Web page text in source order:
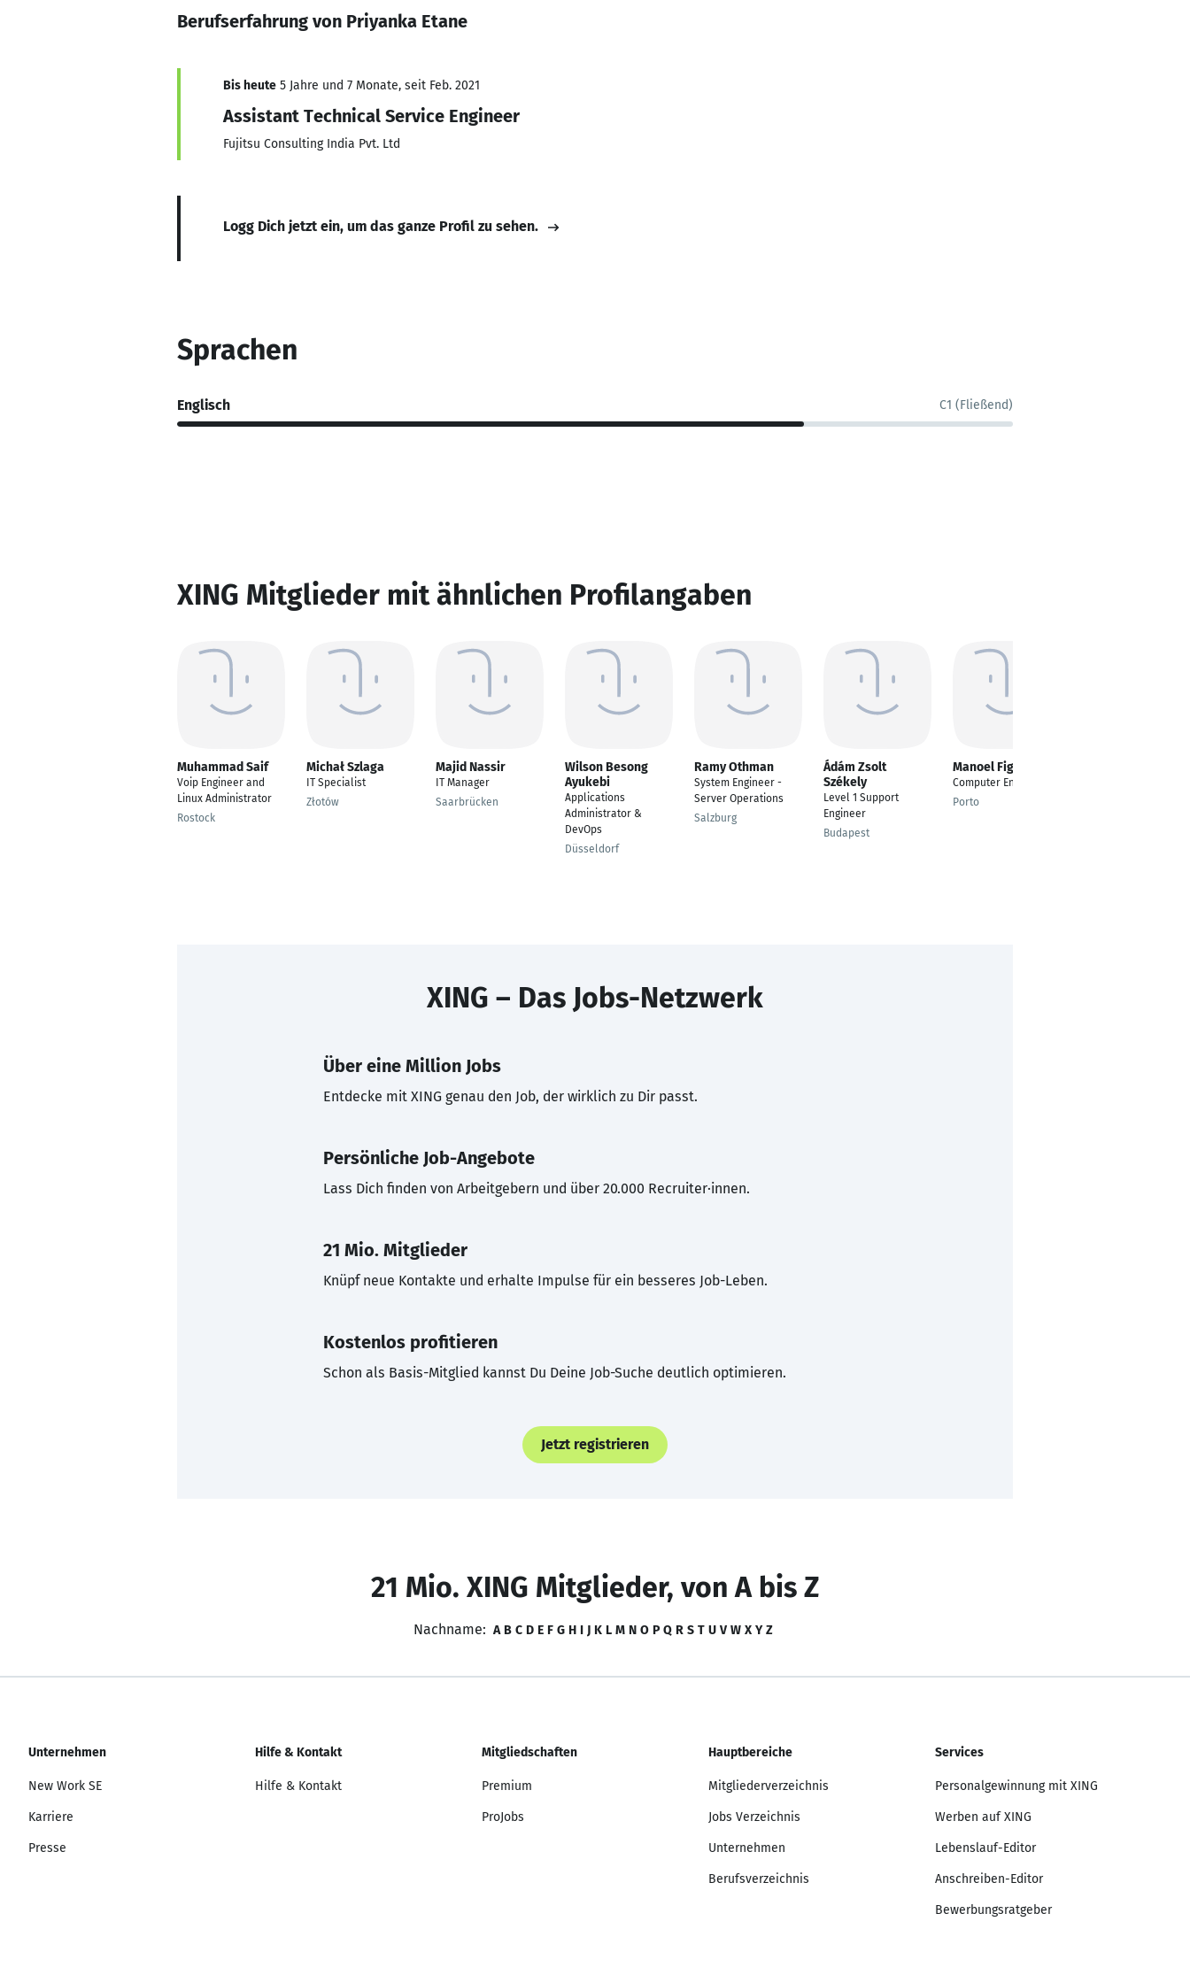
Berufserfahrung von Priyanka Etane
Bis heute 5 Jahre und 7 Monate, seit Feb. 2021
Assistant Technical Service Engineer
Fujitsu Consulting India Pvt. Ltd
Logg Dich jetzt ein, um das ganze Profil zu sehen.
Sprachen
Englisch C1 (Fließend)
XING Mitglieder mit ähnlichen Profilangaben
Muhammad Saif
Voip Engineer and
Linux Administrator
Rostock
Michał Szlaga
IT Specialist
Złotów
Majid Nassir
IT Manager
Saarbrücken
Wilson Besong
Ayukebi
Applications
Administrator &
DevOps
Düsseldorf
Ramy Othman
System Engineer -
Server Operations
Salzburg
Ádám Zsolt
Székely
Level 1 Support
Engineer
Budapest
Manoel Figueiredo
Computer Engineer
Porto
XING – Das Jobs-Netzwerk
Über eine Million Jobs
Entdecke mit XING genau den Job, der wirklich zu Dir passt.
Persönliche Job-Angebote
Lass Dich finden von Arbeitgebern und über 20.000 Recruiter·innen.
21 Mio. Mitglieder
Knüpf neue Kontakte und erhalte Impulse für ein besseres Job-Leben.
Kostenlos profitieren
Schon als Basis-Mitglied kannst Du Deine Job-Suche deutlich optimieren.
Jetzt registrieren
21 Mio. XING Mitglieder, von A bis Z
Nachname: A B C D E F G H I J K L M N O P Q R S T U V W X Y Z
Unternehmen
New Work SE
Karriere
Presse
Hilfe & Kontakt
Hilfe & Kontakt
Mitgliedschaften
Premium
ProJobs
Hauptbereiche
Mitgliederverzeichnis
Jobs Verzeichnis
Unternehmen
Berufsverzeichnis
Services
Personalgewinnung mit XING
Werben auf XING
Lebenslauf-Editor
Anschreiben-Editor
Bewerbungsratgeber